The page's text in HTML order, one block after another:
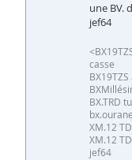
une BV.
jef64
casse
BX.TRD
XM.12
XM.12
jef64